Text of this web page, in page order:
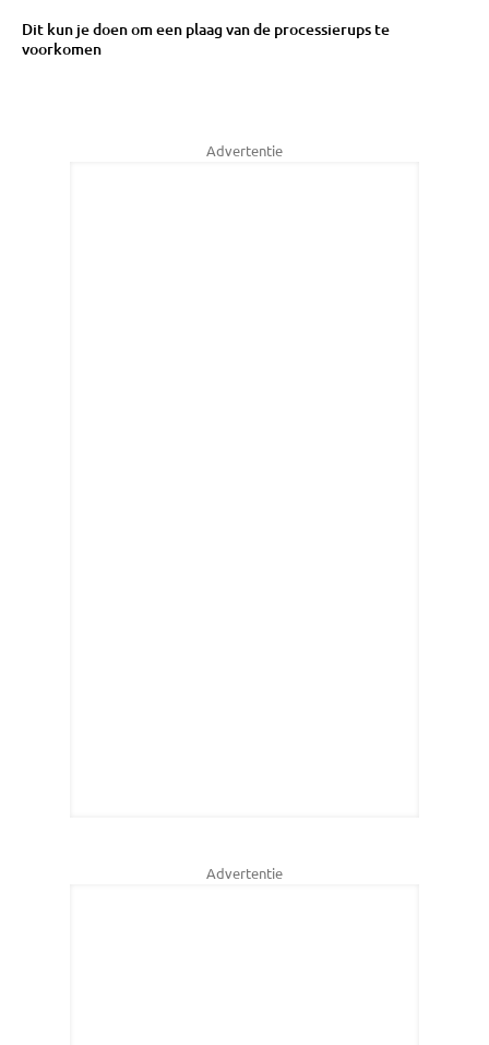
Dit kun je doen om een plaag van de processierups te
voorkomen
Advertentie
Advertentie